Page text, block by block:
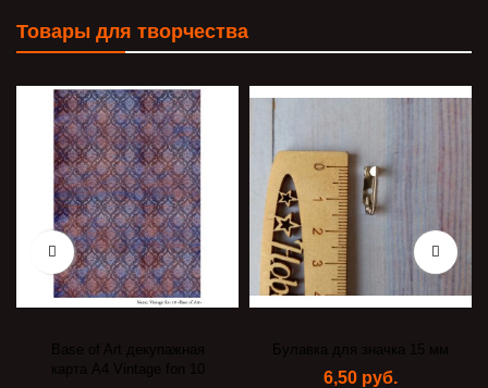
Товары для творчества
Base of Art декупажная
карта А4 Vintage fon 10
Булавка для значка 15 мм
6,50 руб.